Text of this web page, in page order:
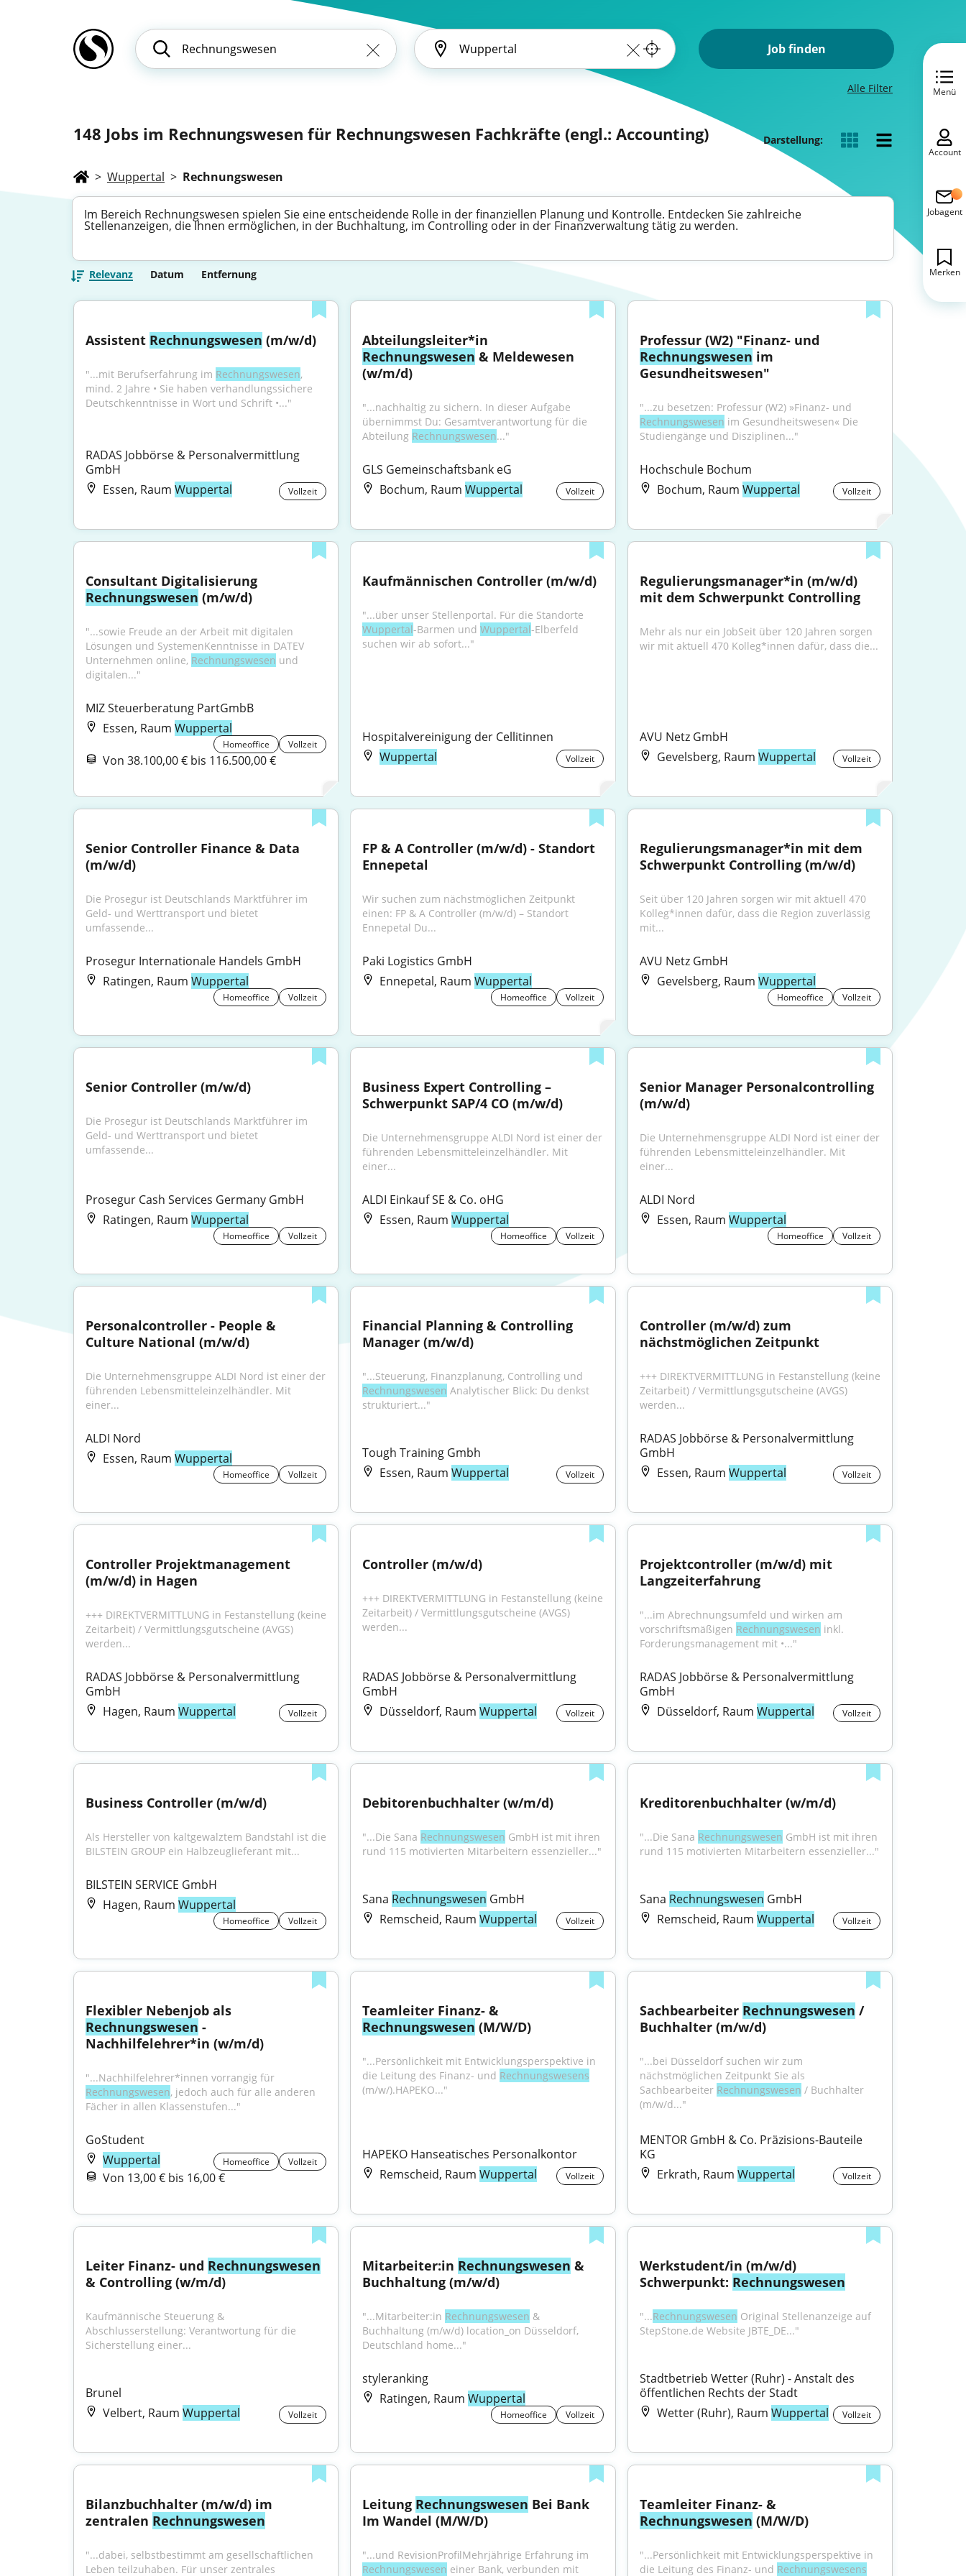
Job finden
Alle Filter
148 Jobs im Rechnungswesen für Rechnungswesen Fachkräfte (engl.: Accounting) Darstellung:
> Wuppertal > Rechnungswesen
Im Bereich Rechnungswesen spielen Sie eine entscheidende Rolle in der finanziellen Planung und Kontrolle. Entdecken Sie zahlreiche
Stellenanzeigen, die Ihnen ermöglichen, in der Buchhaltung, im Controlling oder in der Finanzverwaltung tätig zu werden.
Relevanz Datum Entfernung
Assistent Rechnungswesen (m/w/d)
"...mit Berufserfahrung im Rechnungswesen,
mind. 2 Jahre • Sie haben verhandlungssichere
Deutschkenntnisse in Wort und Schrift •..."
RADAS Jobbörse & Personalvermittlung
GmbH
Essen, Raum Wuppertal Vollzeit
Rechnungswesen & Meldewesen
(w/m/d)
"...nachhaltig zu sichern. In dieser Aufgabe
übernimmst Du: Gesamtverantwortung für die
Abteilung Rechnungswesen..."
GLS Gemeinschaftsbank eG
Bochum, RaumWuppertal Vollzeit
Rechnungswesen im
Gesundheitswesen"
Rechnungswesen im Gesundheitswesen« Die
Studiengänge und Disziplinen..."
Hochschule Bochum
Bochum, Raum Wuppertal Vollzeit
Rechnungswesen (m/w/d)
"...sowie Freude an der Arbeit mit digitalen
Lösungen und SystemenKenntnisse in DATEV
Unternehmen online, Rechnungswesen und
digitalen..."
MIZ Steuerberatung PartGmbB
Essen, Raum Wuppertal
Homeoffice Vollzeit
Von 38.100,00 € bis 116.500,00 €
Kaufmännischen Controller (m/w/d)
Wuppertal-Barmen und Wuppertal-Elberfeld
suchen wir ab sofort..."
Hospitalvereinigung der Cellitinnen
Wuppertal
Vollzeit
Regulierungsmanager*in (m/w/d)
mit dem Schwerpunkt Controlling
Mehr als nur ein JobSeit über 120 Jahren sorgen
wir mit aktuell 470 Kolleg*innen dafür, dass die...
AVU Netz GmbH
Gevelsberg, Raum Wuppertal Vollzeit
Senior Controller Finance & Data
(m/w/d)
Die Prosegur ist Deutschlands Marktführer im
Geld- und Werttransport und bietet
umfassende...
Prosegur Internationale Handels GmbH
Ratingen, Raum Wuppertal
Homeoffice Vollzeit
FP & A Controller (m/w/d) - Standort
Ennepetal
Wir suchen zum nächstmöglichen Zeitpunkt
einen: FP & A Controller (m/w/d) – Standort
Ennepetal Du...
Paki Logistics GmbH
Ennepetal, RaumWuppertal
Homeoffice Vollzeit
Regulierungsmanager*in mit dem
Schwerpunkt Controlling (m/w/d)
Seit über 120 Jahren sorgen wir mit aktuell 470
Kolleg*innen dafür, dass die Region zuverlässig
mit...
AVU Netz GmbH
Gevelsberg, Raum Wuppertal
Homeoffice Vollzeit
Senior Controller (m/w/d)
Die Prosegur ist Deutschlands Marktführer im
Geld- und Werttransport und bietet
umfassende...
Prosegur Cash Services Germany GmbH
Ratingen, Raum Wuppertal
Homeoffice Vollzeit
Business Expert Controlling –
Schwerpunkt SAP/4 CO (m/w/d)
Die Unternehmensgruppe ALDI Nord ist einer der
führenden Lebensmitteleinzelhändler. Mit
einer...
ALDI Einkauf SE & Co. oHG
Essen, RaumWuppertal
Homeoffice Vollzeit
Senior Manager Personalcontrolling
(m/w/d)
Die Unternehmensgruppe ALDI Nord ist einer der
führenden Lebensmitteleinzelhändler. Mit
einer...
ALDI Nord
Essen, Raum Wuppertal
Homeoffice Vollzeit
Personalcontroller - People &
Culture National (m/w/d)
Die Unternehmensgruppe ALDI Nord ist einer der
führenden Lebensmitteleinzelhändler. Mit
einer...
ALDI Nord
Essen, Raum Wuppertal
Homeoffice Vollzeit
Financial Planning & Controlling
Manager (m/w/d)
Rechnungswesen Analytischer Blick: Du denkst
strukturiert..."
Tough Training Gmbh
Essen, RaumWuppertal Vollzeit
Controller (m/w/d) zum
nächstmöglichen Zeitpunkt
+++ DIREKTVERMITTLUNG in Festanstellung (keine
Zeitarbeit) / Vermittlungsgutscheine (AVGS)
werden...
RADAS Jobbörse & Personalvermittlung
GmbH
Essen, Raum Wuppertal Vollzeit
Controller Projektmanagement
(m/w/d) in Hagen
+++ DIREKTVERMITTLUNG in Festanstellung (keine
Zeitarbeit) / Vermittlungsgutscheine (AVGS)
werden...
RADAS Jobbörse & Personalvermittlung
GmbH
Hagen, Raum Wuppertal Vollzeit
Controller (m/w/d)
+++ DIREKTVERMITTLUNG in Festanstellung (keine
Zeitarbeit) / Vermittlungsgutscheine (AVGS)
werden...
RADAS Jobbörse & Personalvermittlung
GmbH
Düsseldorf, RaumWuppertal Vollzeit
Projektcontroller (m/w/d) mit
Langzeiterfahrung
"...im Abrechnungsumfeld und wirken am
vorschriftsmäßigen Rechnungswesen inkl.
Forderungsmanagement mit •..."
RADAS Jobbörse & Personalvermittlung
GmbH
Düsseldorf, Raum Wuppertal Vollzeit
Business Controller (m/w/d)
Als Hersteller von kaltgewalztem Bandstahl ist die
BILSTEIN GROUP ein Halbzeuglieferant mit...
BILSTEIN SERVICE GmbH
Hagen, Raum Wuppertal
Homeoffice Vollzeit
Debitorenbuchhalter (w/m/d)
"...Die Sana Rechnungswesen GmbH ist mit ihren
rund 115 motivierten Mitarbeitern essenzieller..."
Sana Rechnungswesen GmbH
Remscheid, RaumWuppertal Vollzeit
Kreditorenbuchhalter (w/m/d)
"...Die Sana Rechnungswesen GmbH ist mit ihren
rund 115 motivierten Mitarbeitern essenzieller..."
Sana Rechnungswesen GmbH
Remscheid, Raum Wuppertal Vollzeit
Rechnungswesen -
Nachhilfelehrer*in (w/m/d)
Rechnungswesen, jedoch auch für alle anderen
Fächer in allen Klassenstufen..."
GoStudent
Wuppertal
Homeoffice Vollzeit
Von 13,00 € bis 16,00 €
Rechnungswesen (M/W/D)
"...Persönlichkeit mit Entwicklungsperspektive in
die Leitung des Finanz- und Rechnungswesens
(m/w/).HAPEKO..."
HAPEKO Hanseatisches Personalkontor
Remscheid, RaumWuppertal Vollzeit
Sachbearbeiter Rechnungswesen /
Buchhalter (m/w/d)
"...bei Düsseldorf suchen wir zum
nächstmöglichen Zeitpunkt Sie als
Sachbearbeiter Rechnungswesen / Buchhalter
(m/w/d..."
MENTOR GmbH & Co. Präzisions-Bauteile
KG
Erkrath, Raum Wuppertal Vollzeit
Leiter Finanz- und Rechnungswesen
& Controlling (w/m/d)
Kaufmännische Steuerung &
Abschlusserstellung: Verantwortung für die
Sicherstellung einer...
Brunel
Velbert, Raum Wuppertal Vollzeit
Mitarbeiter:in Rechnungswesen &
Buchhaltung (m/w/d)
"...Mitarbeiter:in Rechnungswesen &
Buchhaltung (m/w/d) location_on Düsseldorf,
Deutschland home..."
styleranking
Ratingen, RaumWuppertal
Homeoffice Vollzeit
Werkstudent/in (m/w/d)
Schwerpunkt: Rechnungswesen
"...Rechnungswesen Original Stellenanzeige auf
StepStone.de Website JBTE_DE..."
Stadtbetrieb Wetter (Ruhr) - Anstalt des
öffentlichen Rechts der Stadt
Wetter (Ruhr), Raum Wuppertal Vollzeit
Bilanzbuchhalter (m/w/d) im
zentralen Rechnungswesen
"...dabei, selbstbestimmt am gesellschaftlichen
Leitung Rechnungswesen Bei Bank
Im Wandel (M/W/D)
Rechnungswesen einer Bank, verbunden mit
Teamleiter Finanz- &
Rechnungswesen (M/W/D)
"...Persönlichkeit mit Entwicklungsperspektive in
die Leitung des Finanz- und Rechnungswesens
Menü
Account
Jobagent
Merken